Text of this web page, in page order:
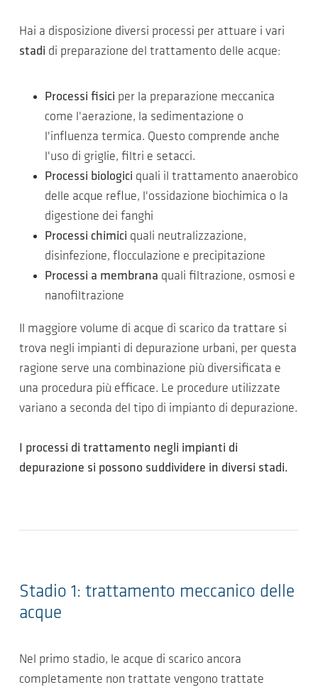
Hai a disposizione diversi processi per attuare i vari
stadi di preparazione del trattamento delle acque:
Processi fisici per la preparazione meccanica
come l'aerazione, la sedimentazione o
l'influenza termica. Questo comprende anche
l'uso di griglie, filtri e setacci.
Processi biologici quali il trattamento anaerobico
delle acque reflue, l'ossidazione biochimica o la
digestione dei fanghi
Processi chimici quali neutralizzazione,
disinfezione, flocculazione e precipitazione
Processi a membrana quali filtrazione, osmosi e
nanofiltrazione
Il maggiore volume di acque di scarico da trattare si
trova negli impianti di depurazione urbani, per questa
ragione serve una combinazione più diversificata e
una procedura più efficace. Le procedure utilizzate
variano a seconda del tipo di impianto di depurazione.
I processi di trattamento negli impianti di
depurazione si possono suddividere in diversi stadi.
Stadio 1: trattamento meccanico delle
acque
Nel primo stadio, le acque di scarico ancora
completamente non trattate vengono trattate